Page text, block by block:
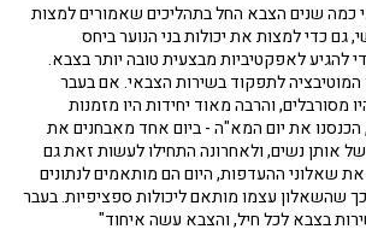
כמה שנים הצבא החל בתהליכים שאמורים למצות
גם כדי למצות את יכולות בני הנוער ביחס
להגיע לאפקטיביות מבצעית טובה יותר בצבא.
לתפקוד בשירות הצבאי. אם בעבר
מסורבלים, והרבה מאוד יחידות היו מזמנות
הכנסנו את יום המא"ה - ביום אחד מאבחנים את
אותן נשים, ולאחרונה התחילו לעשות זאת גם
שאלוני ההעדפות, היום הם מותאמים לנתונים
שהשאלון עצמו מותאם ליכולות ספציפיות. בעבר
בצבא לכל חיל, והצבא עשה איחוד"